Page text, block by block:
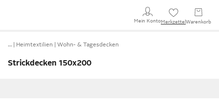
Mein KontoMerkzettel Warenkorb
… Heimtextilien Wohn- & Tagesdecken
Strickdecken 150x200